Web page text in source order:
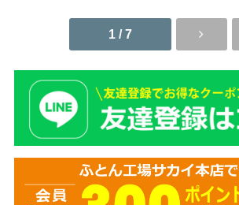
1 / 7